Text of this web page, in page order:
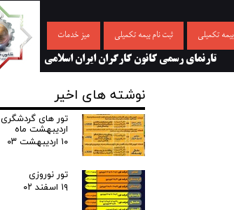
بیمه تکمیلی ثبت نام بیمه تکمیلی میز خدمات
تارنمای رسمی کانون کارگران ایران اسلامی
نوشته های اخیر
تور های گردشگری
اردیبهشت ماه
۱۰ اردیبهشت ۰۳
تور نوروزی
۱۹ اسفند ۰۲